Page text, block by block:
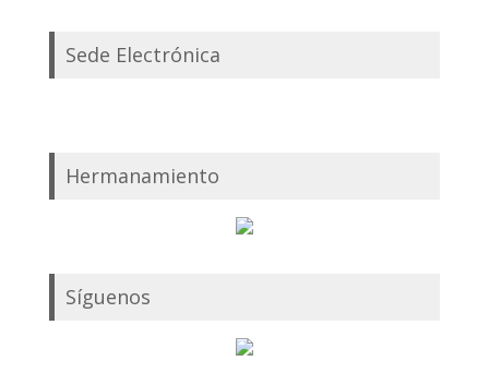
Sede Electrónica
Hermanamiento
Síguenos